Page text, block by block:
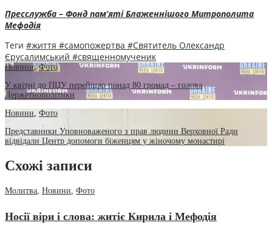
Пресслужба – Фонд пам’яті Блаженнішого Митрополита
Мефодія
Теги #життя #самопожертва #Святитель Олександр
Єрусалимський #священномученик
Новини,Фото
У квітні до ПЦУ перейшло понад 80 громад – голова
Держетнополітики
Новини Фото
Представники Уповноваженого з прав людини Верховної Ради
відвідали Центр допомоги біженцям у жіночому монастирі
Схожі записи
Молитва, Новини, Фото
Носії віри і слова: житіє Кирила і Мефодія